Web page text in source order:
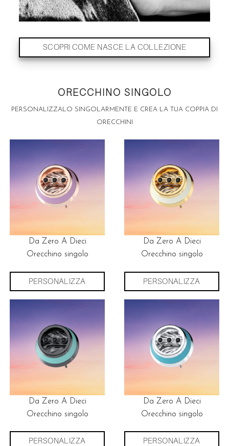
SCOPRI COME NASCE LA COLLEZIONE
ORECCHINO SINGOLO
PERSONALIZZALO SINGOLARMENTE E CREA LA TUA COPPIA DI
ORECCHINI
Da Zero A Dieci
Orecchino singolo
PERSONALIZZA
Da Zero A Dieci
Orecchino singolo
PERSONALIZZA
Da Zero A Dieci
Orecchino singolo
PERSONALIZZA
Da Zero A Dieci
Orecchino singolo
PERSONALIZZA